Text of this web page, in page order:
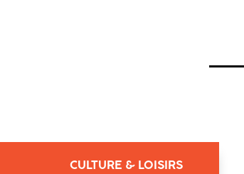
CULTURE & LOISIRS